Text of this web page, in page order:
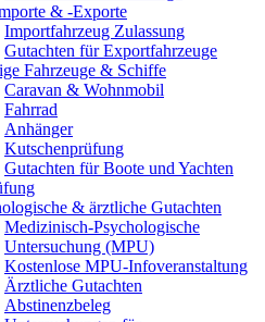
& -Exporte
Importfahrzeug Zulassung
Gutachten für Exportfahrzeuge
Fahrzeuge & Schiffe
Caravan & Wohnmobil
Fahrrad
Anhänger
Kutschenprüfung
Gutachten für Boote und Yachten
& ärztliche Gutachten
Medizinisch-Psychologische
Untersuchung (MPU)
Kostenlose MPU-Infoveranstaltung
Ärztliche Gutachten
Abstinenzbeleg